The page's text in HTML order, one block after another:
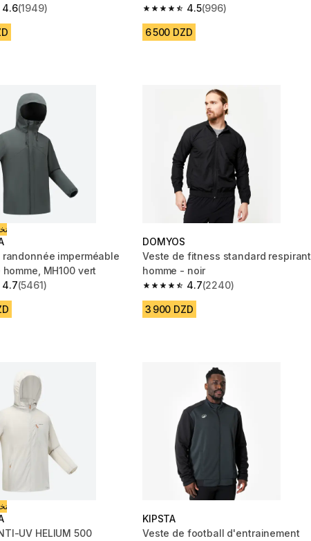
4.6
5 stars from 1949 reviews
(1949)
4.5
4.5 out of 5 stars from 996 reviews
(996)
6 500 DZD
randonnée imperméable
MH100 vert
4.7
5 stars from 5461 reviews
(5461)
DOMYOS
Veste de fitness standard respirant
homme - noir
4.7
4.7 out of 5 stars from 2240 reviews
(2240)
3 900 DZD
UV HELIUM 500
KIPSTA
Veste de football d'entrainement